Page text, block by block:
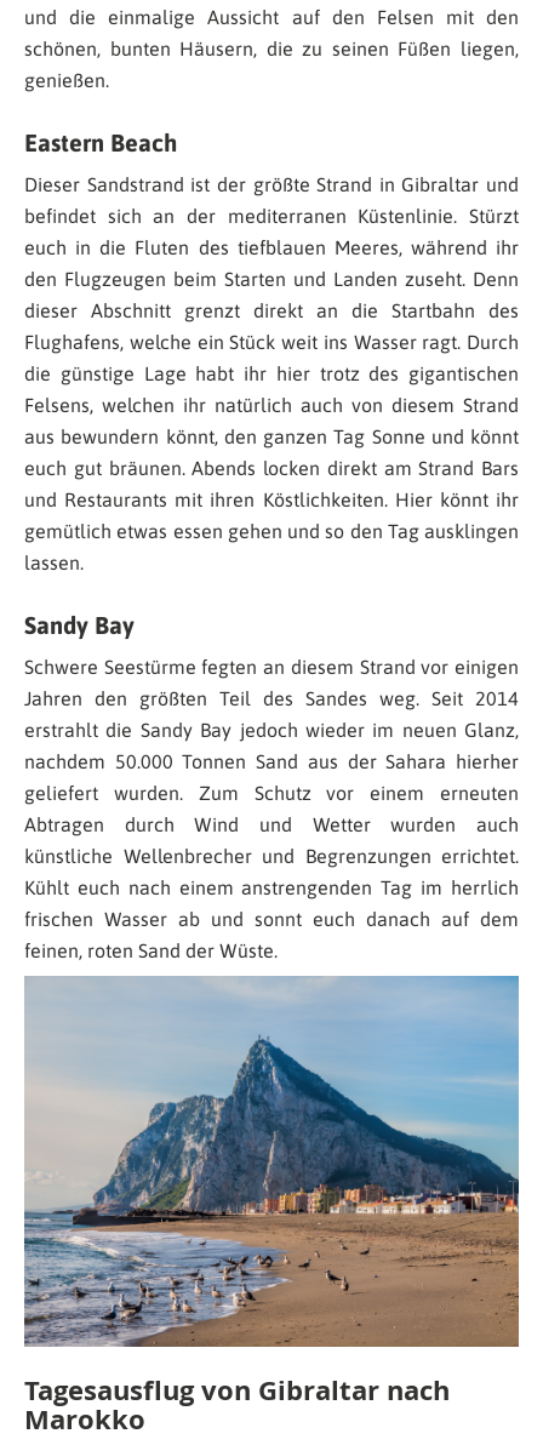
und die einmalige Aussicht auf den Felsen mit den
schönen, bunten Häusern, die zu seinen Füßen liegen,
genießen.
Eastern Beach
Dieser Sandstrand ist der größte Strand in Gibraltar und
befindet sich an der mediterranen Küstenlinie. Stürzt
euch in die Fluten des tiefblauen Meeres, während ihr
den Flugzeugen beim Starten und Landen zuseht. Denn
dieser Abschnitt grenzt direkt an die Startbahn des
Flughafens, welche ein Stück weit ins Wasser ragt. Durch
die günstige Lage habt ihr hier trotz des gigantischen
Felsens, welchen ihr natürlich auch von diesem Strand
aus bewundern könnt, den ganzen Tag Sonne und könnt
euch gut bräunen. Abends locken direkt am Strand Bars
und Restaurants mit ihren Köstlichkeiten. Hier könnt ihr
gemütlich etwas essen gehen und so den Tag ausklingen
lassen.
Sandy Bay
Schwere Seestürme fegten an diesem Strand vor einigen
Jahren den größten Teil des Sandes weg. Seit 2014
erstrahlt die Sandy Bay jedoch wieder im neuen Glanz,
nachdem 50.000 Tonnen Sand aus der Sahara hierher
geliefert wurden. Zum Schutz vor einem erneuten
Abtragen durch Wind und Wetter wurden auch
künstliche Wellenbrecher und Begrenzungen errichtet.
Kühlt euch nach einem anstrengenden Tag im herrlich
frischen Wasser ab und sonnt euch danach auf dem
feinen, roten Sand der Wüste.
Tagesausflug von Gibraltar nach
Marokko